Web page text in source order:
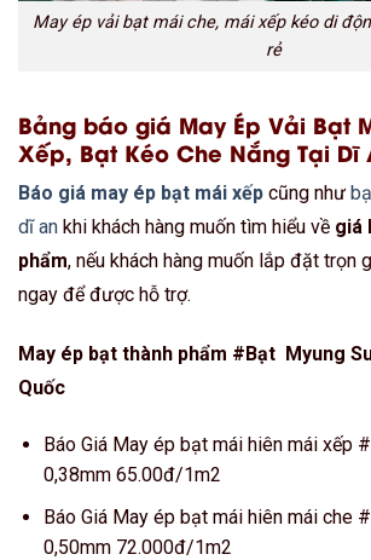
May ép vải bạt mái che, mái xếp kéo di
rẻ
Bảng báo giá May Ép Vải Bạt
Xếp, Bạt Kéo Che Nắng Tại Dĩ
Báo giá may ép bạt mái xếp cũng như
dĩ an khi khách hàng muốn tìm hiểu về giá
phẩm, nếu khách hàng muốn lắp đặt trọn
ngay để được hỗ trợ.
May ép bạt thành phẩm #Bạt Myung
Quốc
Báo Giá May ép bạt mái hiên mái xếp
0,38mm 65.00đ/1m2
Báo Giá May ép bạt mái hiên mái che
0,50mm 72.000đ/1m2